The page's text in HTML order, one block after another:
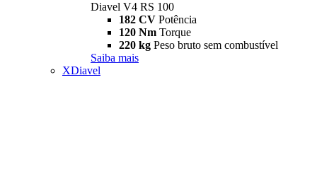
Diavel V4 RS 100
182 CV Potência
120 Nm Torque
220 kg Peso bruto sem combustível
Saiba mais
XDiavel